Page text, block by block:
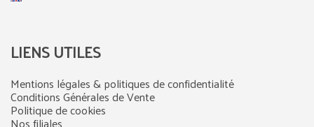
LIENS UTILES
Mentions légales & politiques de confidentialité
Conditions Générales de Vente
Politique de cookies